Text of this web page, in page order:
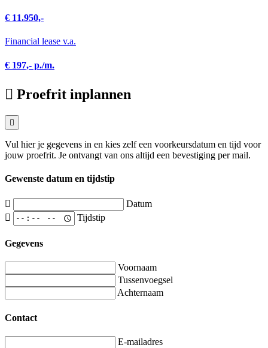
€ 11.950,-
Financial lease v.a.
€ 197,- p./m.
Proefrit inplannen
Vul hier je gegevens in en kies zelf een voorkeursdatum en tijd voor
jouw proefrit. Je ontvangt van ons altijd een bevestiging per mail.
Gewenste datum en tijdstip
Datum
Tijdstip
Gegevens
Voornaam
Tussenvoegsel
Achternaam
Contact
E-mailadres